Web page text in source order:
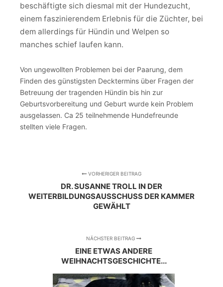
beschäftigte sich diesmal mit der Hundezucht,
einem faszinierendem Erlebnis für die Züchter, bei
dem allerdings für Hündin und Welpen so
manches schief laufen kann.
Von ungewollten Problemen bei der Paarung, dem
Finden des günstigsten Decktermins über Fragen der
Betreuung der tragenden Hündin bis hin zur
Geburtsvorbereitung und Geburt wurde kein Problem
ausgelassen. Ca 25 teilnehmende Hundefreunde
stellten viele Fragen.
VORHERIGER BEITRAG
DR. SUSANNE TROLL IN DER
WEITERBILDUNGSAUSSCHUSS DER KAMMER
GEWÄHLT
NÄCHSTER BEITRAG
EINE ETWAS ANDERE
WEIHNACHTSGESCHICHTE...